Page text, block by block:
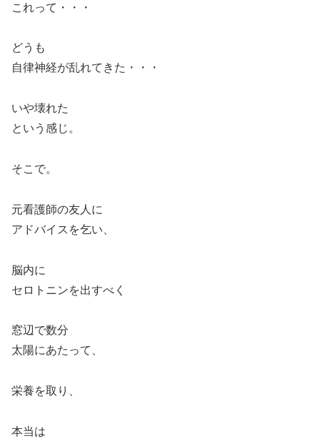
これって・・・
どうも
自律神経が乱れてきた・・・
いや壊れた
という感じ。
そこで。
元看護師の友人に
アドバイスを乞い、
脳内に
セロトニンを出すべく
窓辺で数分
太陽にあたって、
栄養を取り、
本当は